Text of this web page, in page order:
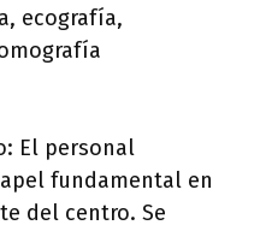
ecografía,
El personal
fundamental en
del centro. Se